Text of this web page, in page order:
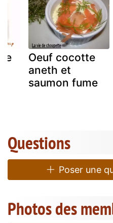
Oeuf cocotte
aneth et
saumon fume
Questions
Poser une
Photos des